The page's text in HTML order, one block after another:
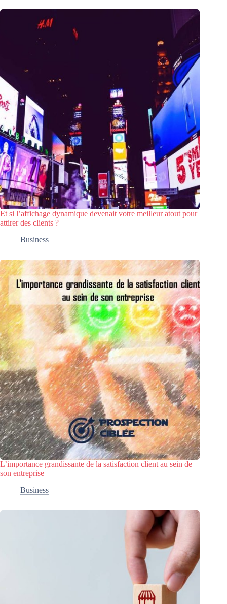
Et si l’affichage dynamique devenait votre meilleur atout pour
attirer des clients ?
Business
L’importance grandissante de la satisfaction client au sein de
son entreprise
Business